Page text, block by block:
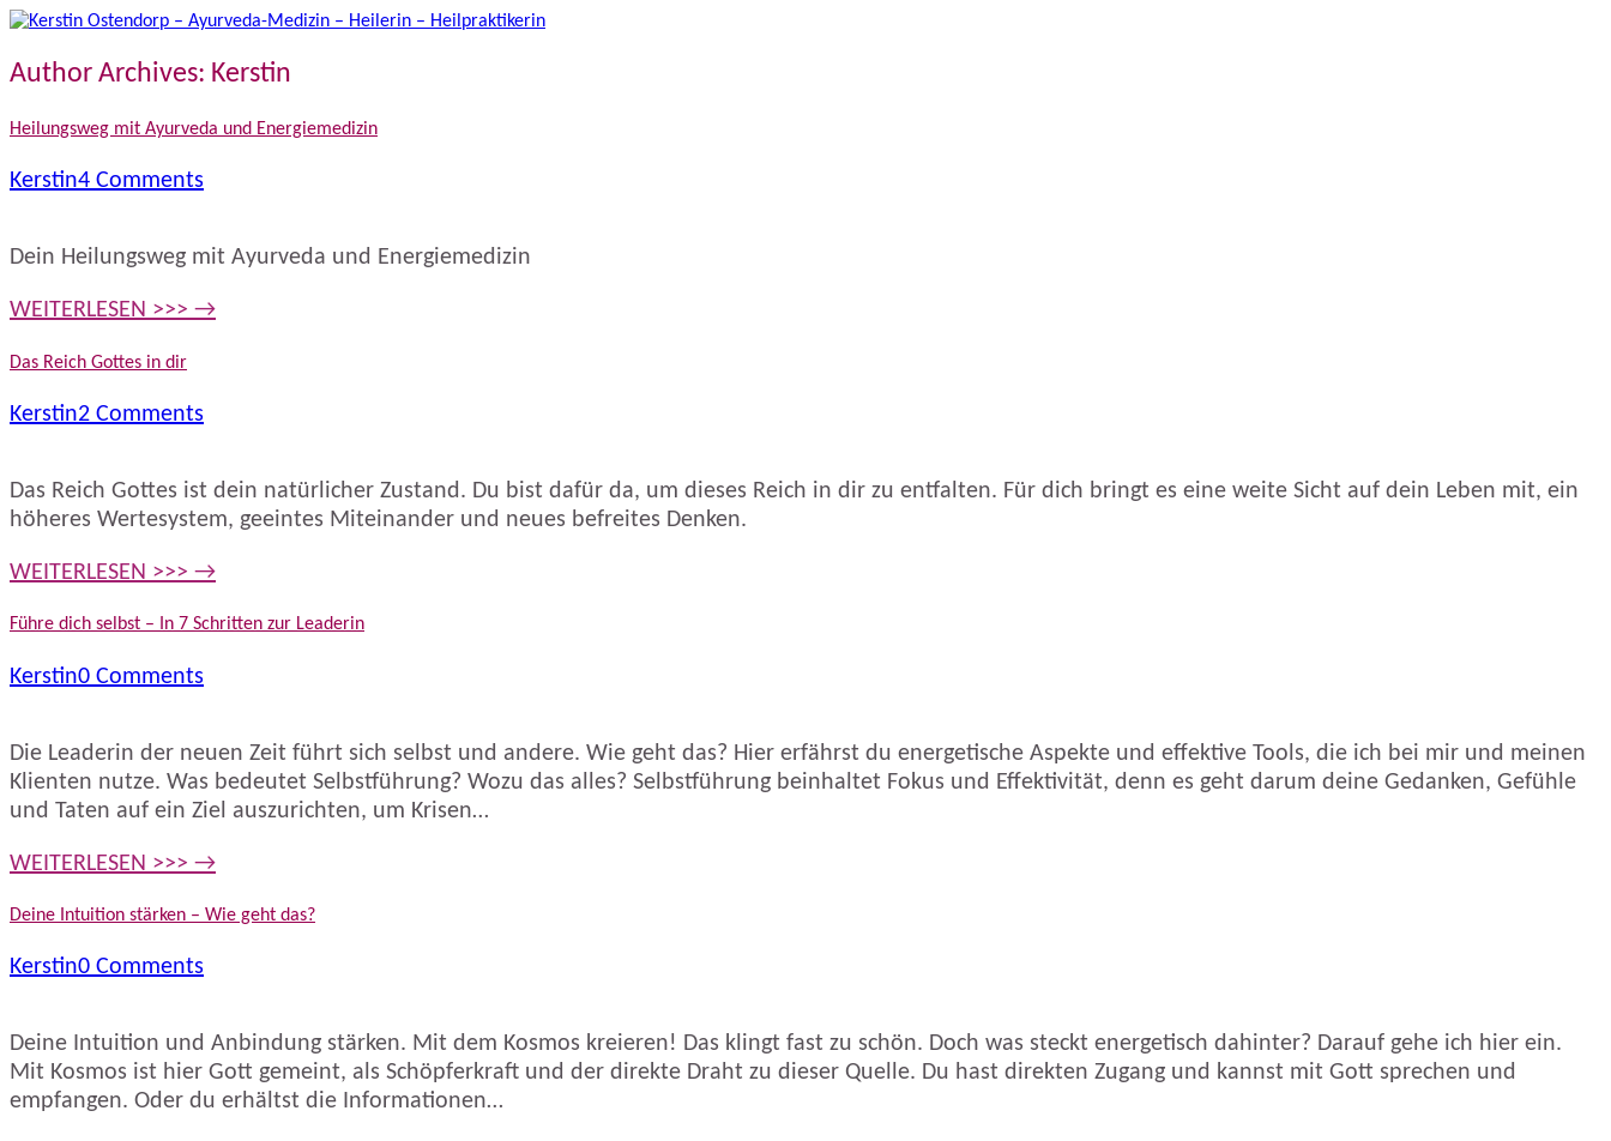
Author Archives: Kerstin
Heilungsweg mit Ayurveda und Energiemedizin
Kerstin4 Comments
Dein Heilungsweg mit Ayurveda und Energiemedizin
WEITERLESEN >>> →
Das Reich Gottes in dir
Kerstin2 Comments
Das Reich Gottes ist dein natürlicher Zustand. Du bist dafür da, um dieses Reich in dir zu entfalten. Für dich bringt es eine weite Sicht auf dein Leben mit, ein
höheres Wertesystem, geeintes Miteinander und neues befreites Denken.
WEITERLESEN >>> →
Führe dich selbst – In 7 Schritten zur Leaderin
Kerstin0 Comments
Die Leaderin der neuen Zeit führt sich selbst und andere. Wie geht das? Hier erfährst du energetische Aspekte und effektive Tools, die ich bei mir und meinen
Klienten nutze. Was bedeutet Selbstführung? Wozu das alles? Selbstführung beinhaltet Fokus und Effektivität, denn es geht darum deine Gedanken, Gefühle
und Taten auf ein Ziel auszurichten, um Krisen…
WEITERLESEN >>> →
Deine Intuition stärken – Wie geht das?
Kerstin0 Comments
Deine Intuition und Anbindung stärken. Mit dem Kosmos kreieren! Das klingt fast zu schön. Doch was steckt energetisch dahinter? Darauf gehe ich hier ein.
Mit Kosmos ist hier Gott gemeint, als Schöpferkraft und der direkte Draht zu dieser Quelle. Du hast direkten Zugang und kannst mit Gott sprechen und
empfangen. Oder du erhältst die Informationen…